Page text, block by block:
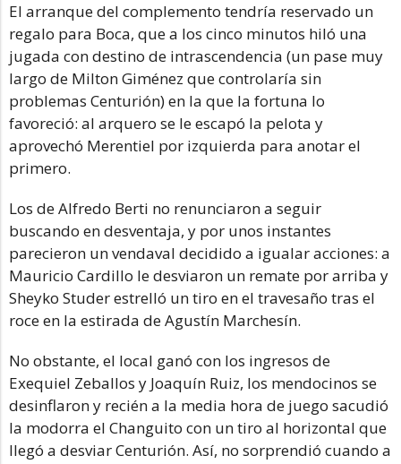
El arranque del complemento tendría reservado un
regalo para Boca, que a los cinco minutos hiló una
jugada con destino de intrascendencia (un pase muy
largo de Milton Giménez que controlaría sin
problemas Centurión) en la que la fortuna lo
favoreció: al arquero se le escapó la pelota y
aprovechó Merentiel por izquierda para anotar el
primero.
Los de Alfredo Berti no renunciaron a seguir
buscando en desventaja, y por unos instantes
parecieron un vendaval decidido a igualar acciones: a
Mauricio Cardillo le desviaron un remate por arriba y
Sheyko Studer estrelló un tiro en el travesaño tras el
roce en la estirada de Agustín Marchesín.
No obstante, el local ganó con los ingresos de
Exequiel Zeballos y Joaquín Ruiz, los mendocinos se
desinflaron y recién a la media hora de juego sacudió
la modorra el Changuito con un tiro al horizontal que
llegó a desviar Centurión. Así, no sorprendió cuando a